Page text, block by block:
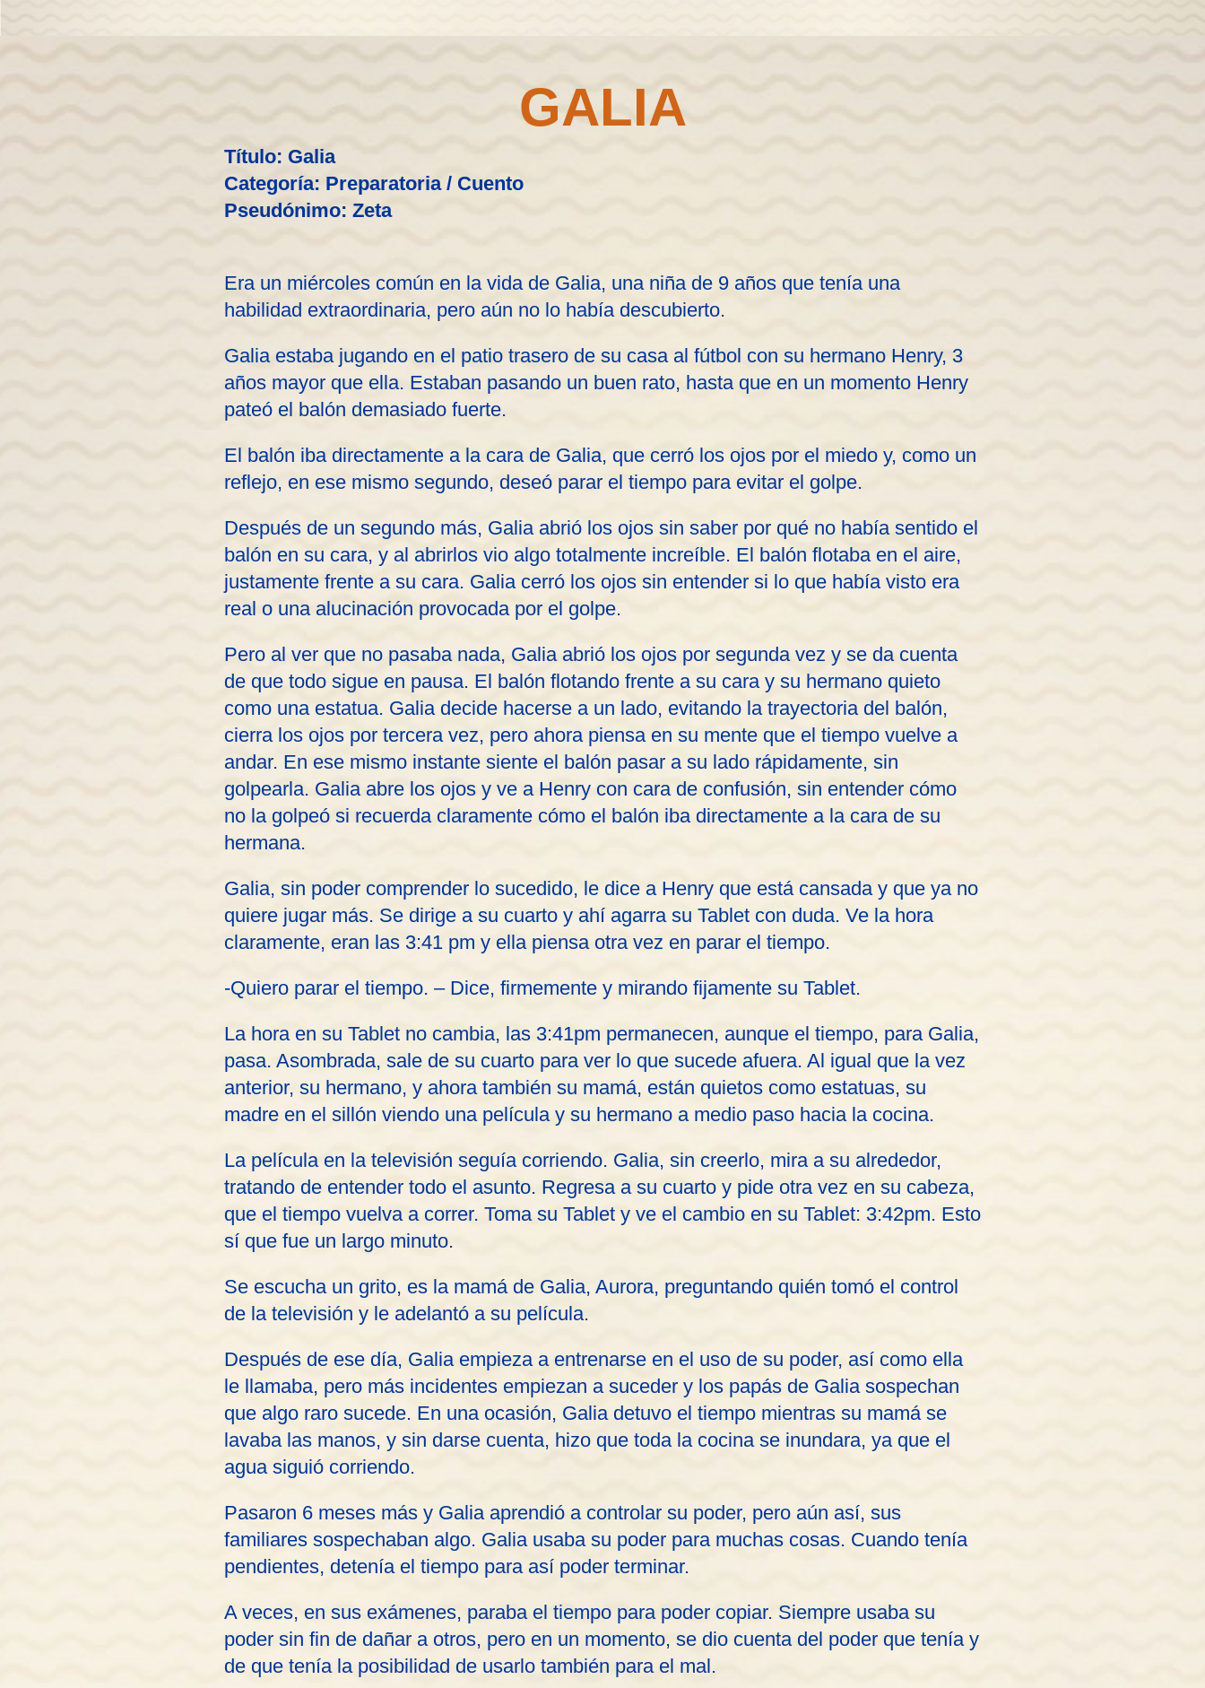
GALIA
Título: Galia
Categoría: Preparatoria / Cuento
Pseudónimo: Zeta
Era un miércoles común en la vida de Galia, una niña de 9 años que tenía una
habilidad extraordinaria, pero aún no lo había descubierto.
Galia estaba jugando en el patio trasero de su casa al fútbol con su hermano Henry, 3
años mayor que ella. Estaban pasando un buen rato, hasta que en un momento Henry
pateó el balón demasiado fuerte.
El balón iba directamente a la cara de Galia, que cerró los ojos por el miedo y, como un
reflejo, en ese mismo segundo, deseó parar el tiempo para evitar el golpe.
Después de un segundo más, Galia abrió los ojos sin saber por qué no había sentido el
balón en su cara, y al abrirlos vio algo totalmente increíble. El balón flotaba en el aire,
justamente frente a su cara. Galia cerró los ojos sin entender si lo que había visto era
real o una alucinación provocada por el golpe.
Pero al ver que no pasaba nada, Galia abrió los ojos por segunda vez y se da cuenta
de que todo sigue en pausa. El balón flotando frente a su cara y su hermano quieto
como una estatua. Galia decide hacerse a un lado, evitando la trayectoria del balón,
cierra los ojos por tercera vez, pero ahora piensa en su mente que el tiempo vuelve a
andar. En ese mismo instante siente el balón pasar a su lado rápidamente, sin
golpearla. Galia abre los ojos y ve a Henry con cara de confusión, sin entender cómo
no la golpeó si recuerda claramente cómo el balón iba directamente a la cara de su
hermana.
Galia, sin poder comprender lo sucedido, le dice a Henry que está cansada y que ya no
quiere jugar más. Se dirige a su cuarto y ahí agarra su Tablet con duda. Ve la hora
claramente, eran las 3:41 pm y ella piensa otra vez en parar el tiempo.
-Quiero parar el tiempo. – Dice, firmemente y mirando fijamente su Tablet.
La hora en su Tablet no cambia, las 3:41pm permanecen, aunque el tiempo, para Galia,
pasa. Asombrada, sale de su cuarto para ver lo que sucede afuera. Al igual que la vez
anterior, su hermano, y ahora también su mamá, están quietos como estatuas, su
madre en el sillón viendo una película y su hermano a medio paso hacia la cocina.
La película en la televisión seguía corriendo. Galia, sin creerlo, mira a su alrededor,
tratando de entender todo el asunto. Regresa a su cuarto y pide otra vez en su cabeza,
que el tiempo vuelva a correr. Toma su Tablet y ve el cambio en su Tablet: 3:42pm. Esto
sí que fue un largo minuto.
Se escucha un grito, es la mamá de Galia, Aurora, preguntando quién tomó el control
de la televisión y le adelantó a su película.
Después de ese día, Galia empieza a entrenarse en el uso de su poder, así como ella
le llamaba, pero más incidentes empiezan a suceder y los papás de Galia sospechan
que algo raro sucede. En una ocasión, Galia detuvo el tiempo mientras su mamá se
lavaba las manos, y sin darse cuenta, hizo que toda la cocina se inundara, ya que el
agua siguió corriendo.
Pasaron 6 meses más y Galia aprendió a controlar su poder, pero aún así, sus
familiares sospechaban algo. Galia usaba su poder para muchas cosas. Cuando tenía
pendientes, detenía el tiempo para así poder terminar.
A veces, en sus exámenes, paraba el tiempo para poder copiar. Siempre usaba su
poder sin fin de dañar a otros, pero en un momento, se dio cuenta del poder que tenía y
de que tenía la posibilidad de usarlo también para el mal.